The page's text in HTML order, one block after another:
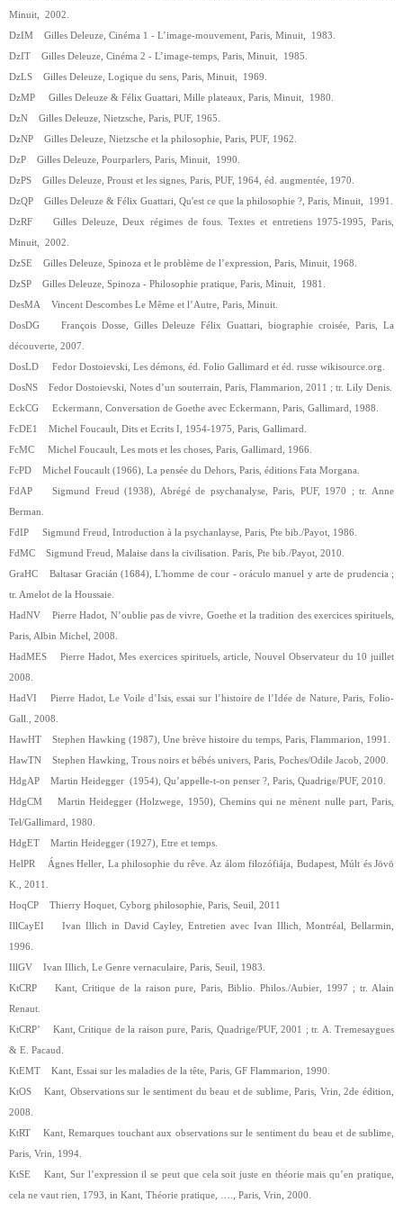
Minuit, 2002.
DzIM Gilles Deleuze, Cinéma 1 - L’image-mouvement, Paris, Minuit, 1983.
DzIT Gilles Deleuze, Cinéma 2 - L’image-temps, Paris, Minuit, 1985.
DzLS Gilles Deleuze, Logique du sens, Paris, Minuit, 1969.
DzMP Gilles Deleuze & Félix Guattari, Mille plateaux, Paris, Minuit, 1980.
DzN Gilles Deleuze, Nietzsche, Paris, PUF, 1965.
DzNP Gilles Deleuze, Nietzsche et la philosophie, Paris, PUF, 1962.
DzP Gilles Deleuze, Pourparlers, Paris, Minuit, 1990.
DzPS Gilles Deleuze, Proust et les signes, Paris, PUF, 1964, éd. augmentée, 1970.
DzQP Gilles Deleuze & Félix Guattari, Qu'est ce que la philosophie ?, Paris, Minuit, 1991.
DzRF Gilles Deleuze, Deux régimes de fous. Textes et entretiens 1975-1995, Paris,
Minuit, 2002.
DzSE Gilles Deleuze, Spinoza et le problème de l’expression, Paris, Minuit, 1968.
DzSP Gilles Deleuze, Spinoza - Philosophie pratique, Paris, Minuit, 1981.
DesMA Vincent Descombes Le Même et l’Autre, Paris, Minuit.
DosDG François Dosse, Gilles Deleuze Félix Guattari, biographie croisée, Paris, La
découverte, 2007.
DosLD Fedor Dostoievski, Les démons, éd. Folio Gallimard et éd. russe wikisource.org.
DosNS Fedor Dostoievski, Notes d’un souterrain, Paris, Flammarion, 2011 ; tr. Lily Denis.
EckCG Eckermann, Conversation de Goethe avec Eckermann, Paris, Gallimard, 1988.
FcDE1 Michel Foucault, Dits et Ecrits I, 1954-1975, Paris, Gallimard.
FcMC Michel Foucault, Les mots et les choses, Paris, Gallimard, 1966.
FcPD Michel Foucault (1966), La pensée du Dehors, Paris, éditions Fata Morgana.
FdAP Sigmund Freud (1938), Abrégé de psychanalyse, Paris, PUF, 1970 ; tr. Anne
Berman.
FdIP Sigmund Freud, Introduction à la psychanlayse, Paris, Pte bib./Payot, 1986.
FdMC Sigmund Freud, Malaise dans la civilisation. Paris, Pte bib./Payot, 2010.
GraHC Baltasar Gracián (1684), L'homme de cour - oráculo manuel y arte de prudencia ;
tr. Amelot de la Houssaie.
HadNV Pierre Hadot, N’oublie pas de vivre, Goethe et la tradition des exercices spirituels,
Paris, Albin Michel, 2008.
HadMES Pierre Hadot, Mes exercices spirituels, article, Nouvel Observateur du 10 juillet
2008.
HadVI Pierre Hadot, Le Voile d’Isis, essai sur l’histoire de l’Idée de Nature, Paris, Folio-
Gall., 2008.
HawHT Stephen Hawking (1987), Une brève histoire du temps, Paris, Flammarion, 1991.
HawTN Stephen Hawking, Trous noirs et bébés univers, Paris, Poches/Odile Jacob, 2000.
HdgAP Martin Heidegger (1954), Qu’appelle-t-on penser ?, Paris, Quadrige/PUF, 2010.
HdgCM Martin Heidegger (Holzwege, 1950), Chemins qui ne mènent nulle part, Paris,
Tel/Gallimard, 1980.
HdgET Martin Heidegger (1927), Etre et temps.
HelPR Ágnes Heller, La philosophie du rêve. Az álom filozófiája, Budapest, Múlt és Jövö
K., 2011.
HoqCP Thierry Hoquet, Cyborg philosophie, Paris, Seuil, 2011
IllCayEI Ivan Illich in David Cayley, Entretien avec Ivan Illich, Montréal, Bellarmin,
1996.
IllGV Ivan Illich, Le Genre vernaculaire, Paris, Seuil, 1983.
KtCRP Kant, Critique de la raison pure, Paris, Biblio. Philos./Aubier, 1997 ; tr. Alain
Renaut.
KtCRP’ Kant, Critique de la raison pure, Paris, Quadrige/PUF, 2001 ; tr. A. Tremesaygues
& E. Pacaud.
KtEMT Kant, Essai sur les maladies de la tête, Paris, GF Flammarion, 1990.
KtOS Kant, Observations sur le sentiment du beau et de sublime, Paris, Vrin, 2de édition,
2008.
KtRT Kant, Remarques touchant aux observations sur le sentiment du beau et de sublime,
Paris, Vrin, 1994.
KtSE Kant, Sur l’expression il se peut que cela soit juste en théorie mais qu’en pratique,
cela ne vaut rien, 1793, in Kant, Théorie pratique, …., Paris, Vrin, 2000.